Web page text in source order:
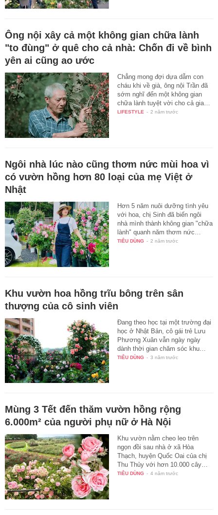
Ông nội xây cả một không gian chữa lành
"to đùng" ở quê cho cả nhà: Chốn đi về bình
yên ai cũng ao ước
Chẳng mong đợi dựa dẫm con
cháu khi về già, ông nội Trần đã
sớm nghĩ đến một không gian
chữa lành tuyệt vời cho cả gia…
LIFESTYLE - 2 năm trước
Ngôi nhà lúc nào cũng thơm nức mùi hoa vì
có vườn hồng hơn 80 loại của mẹ Việt ở
Nhật
Hơn 5 năm nuôi dưỡng tình yêu
với hoa, chị Sinh đã biến ngôi
nhà mình thành không gian "chữa
lành" quanh năm thơm nức…
TIÊU DÙNG - 2 năm trước
Khu vườn hoa hồng trĩu bông trên sân
thượng của cô sinh viên
Đang theo học tại một trường đại
học ở Nhật Bản, cô gái trẻ Lưu
Phương Xuân vẫn ngày ngày
dành thời gian chăm sóc khu…
TIÊU DÙNG - 3 năm trước
Mùng 3 Tết đến thăm vườn hồng rộng
6.000m² của người phụ nữ ở Hà Nội
Khu vườn nằm cheo leo trên
ngọn đồi sau nhà ở xã Hòa
Thạch, huyện Quốc Oai của chị
Thu Thủy với hơn 10.000 cây…
TIÊU DÙNG - 4 năm trước